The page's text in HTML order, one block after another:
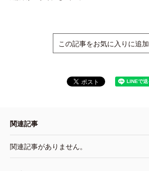
この記事をお気に入りに追加
関連記事
関連記事がありません。